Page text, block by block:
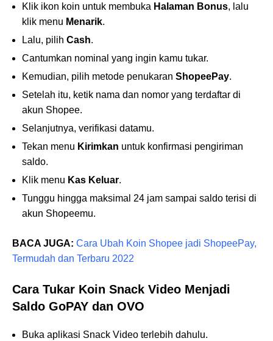
Klik ikon koin untuk membuka Halaman Bonus, lalu
klik menu Menarik.
Lalu, pilih Cash.
Cantumkan nominal yang ingin kamu tukar.
Kemudian, pilih metode penukaran ShopeePay.
Setelah itu, ketik nama dan nomor yang terdaftar di
akun Shopee.
Selanjutnya, verifikasi datamu.
Tekan menu Kirimkan untuk konfirmasi pengiriman
saldo.
Klik menu Kas Keluar.
Tunggu hingga maksimal 24 jam sampai saldo terisi di
akun Shopeemu.
BACA JUGA: Cara Ubah Koin Shopee jadi ShopeePay,
Termudah dan Terbaru 2022
Cara Tukar Koin Snack Video Menjadi
Saldo GoPAY dan OVO
Buka aplikasi Snack Video terlebih dahulu.